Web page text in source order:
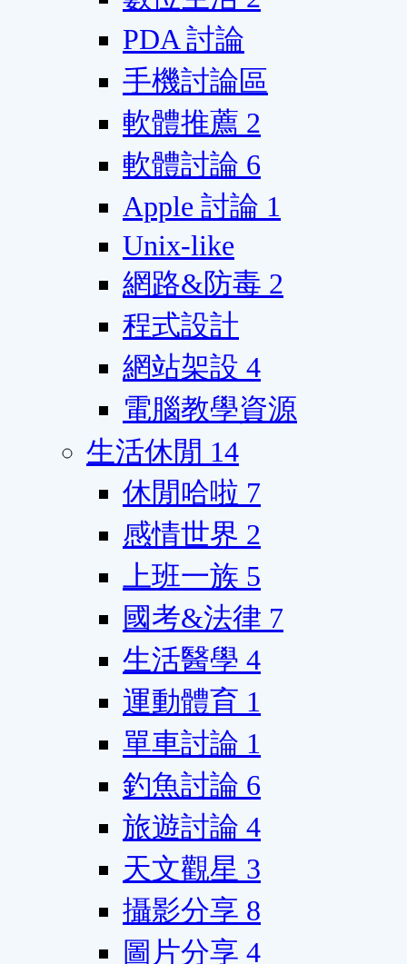
PDA 討論
手機討論區
軟體推薦 2
軟體討論 6
Apple 討論 1
Unix-like
網路&防毒 2
程式設計
網站架設 4
電腦教學資源
生活休閒 14
休閒哈啦 7
感情世界 2
上班一族 5
國考&法律 7
生活醫學 4
運動體育 1
單車討論 1
釣魚討論 6
旅遊討論 4
天文觀星 3
攝影分享 8
圖片分享 4